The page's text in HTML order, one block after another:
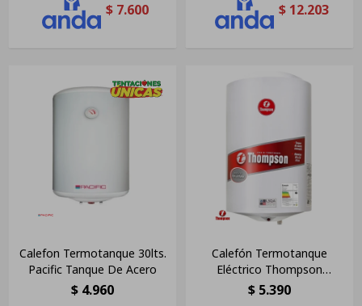
$ 7.600 $ 12.203
Calefon Termotanque 30lts.
Pacific Tanque De Acero
$ 4.960
Calefón Termotanque
Eléctrico Thompson
Cilindrico 30 Litros
$ 5.390